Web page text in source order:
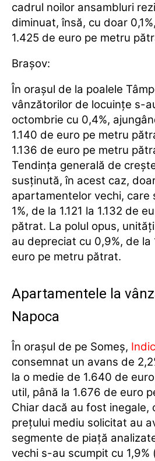
cadrul noilor ansambluri
diminuat, însă, cu doar
1.425 de euro pe metru
Brașov:
În orașul de la poalele
vânzătorilor de locuințe s-
octombrie cu 0,4%,
1.140 de euro pe metru
1.136 de euro pe metru
Tendința generală de
susținută, în acest caz,
apartamentelor vechi, care
1%, de la 1.121 la 1.132 de
pătrat. La polul opus,
au depreciat cu 0,9%, de la
euro pe metru pătrat.
Apartamentele la
Napoca
În orașul de pe Someș,
consemnat un avans de
la o medie de 1.640 de
util, până la 1.676 de euro
Chiar dacă au fost inegale,
prețului mediu solicitat au
segmente de piață
vechi s-au scumpit cu 1,9%